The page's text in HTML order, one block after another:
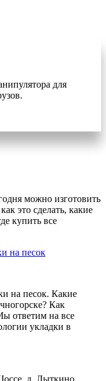
для
можно изготовить
это сделать, какие
купить все
на песок
на песок. Какие
Как
ответим на все
укладки в